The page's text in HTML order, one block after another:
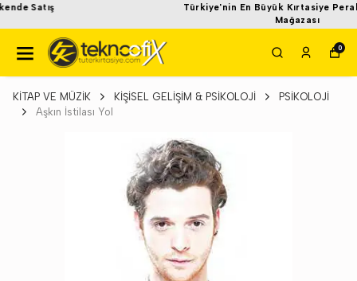
Türkiye'nin En Büyük Kırtasiye Perakende Satış
0
KİTAP VE MÜZİK KİŞİSEL GELİŞİM & PSİKOLOJİ
PSİKOLOJİ
Aşkın İstilası Yol